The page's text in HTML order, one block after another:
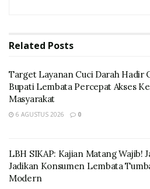
Related Posts
Target Layanan Cuci Darah Hadir
Bupati Lembata Percepat Akses
Masyarakat
6 AGUSTUS 2026 0
LBH SIKAP: Kajian Matang Wajib!
Jadikan Konsumen Lembata
Modern